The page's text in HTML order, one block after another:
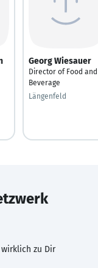
Georg Wiesauer
Director of Food and
Beverage
Längenfeld
wirklich zu Dir